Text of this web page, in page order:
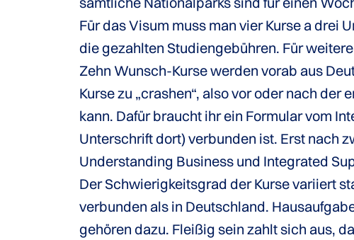
Für das Visum muss man vier Kurse a drei
die gezahlten Studiengebühren. Für
Zehn Wunsch-Kurse werden vorab aus
Kurse zu „crashen“, also vor oder nach
kann. Dafür braucht ihr ein Formular vom
Unterschrift dort) verbunden ist. Erst nach
Understanding Business und Integrated
Der Schwierigkeitsgrad der Kurse variiert
verbunden als in Deutschland.
gehören dazu. Fleißig sein zahlt sich aus,